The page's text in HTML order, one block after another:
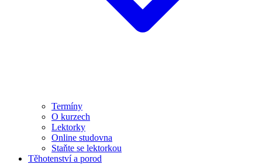
Termíny
O kurzech
Lektorky
Online studovna
Staňte se lektorkou
Těhotenství a porod